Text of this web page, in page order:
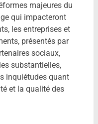
majeures du
qui impacteront
les entreprises et
présentés par
sociaux,
substantielles,
inquiétudes quant
et la qualité des